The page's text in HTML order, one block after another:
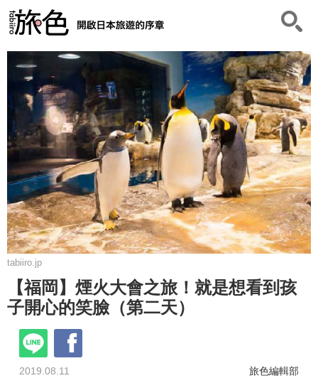
tabiiro.jp
【福岡】煙火大會之旅！就是想看到孩
子開心的笑臉（第二天）
2019.08.11
旅色編輯部